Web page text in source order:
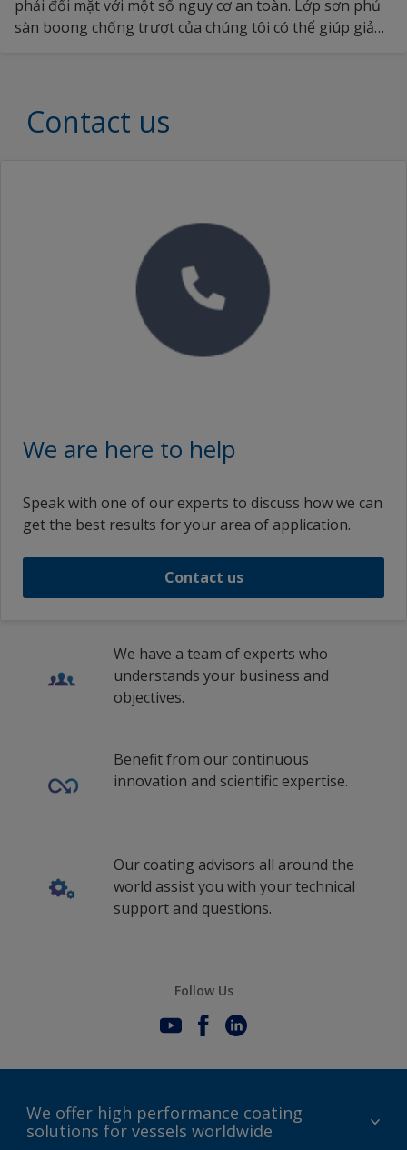
phải đối mặt với một số nguy cơ an toàn. Lớp sơn phủ
sàn boong chống trượt của chúng tôi có thể giúp giảm
của chúng tôi.
Contact us
We are here to help
Speak with one of our experts to discuss how we can
get the best results for your area of application.
Contact us
We have a team of experts who
understands your business and
objectives.
Benefit from our continuous
innovation and scientific expertise.
Our coating advisors all around the
world assist you with your technical
support and questions.
Follow Us
We offer high performance coating
solutions for vessels worldwide